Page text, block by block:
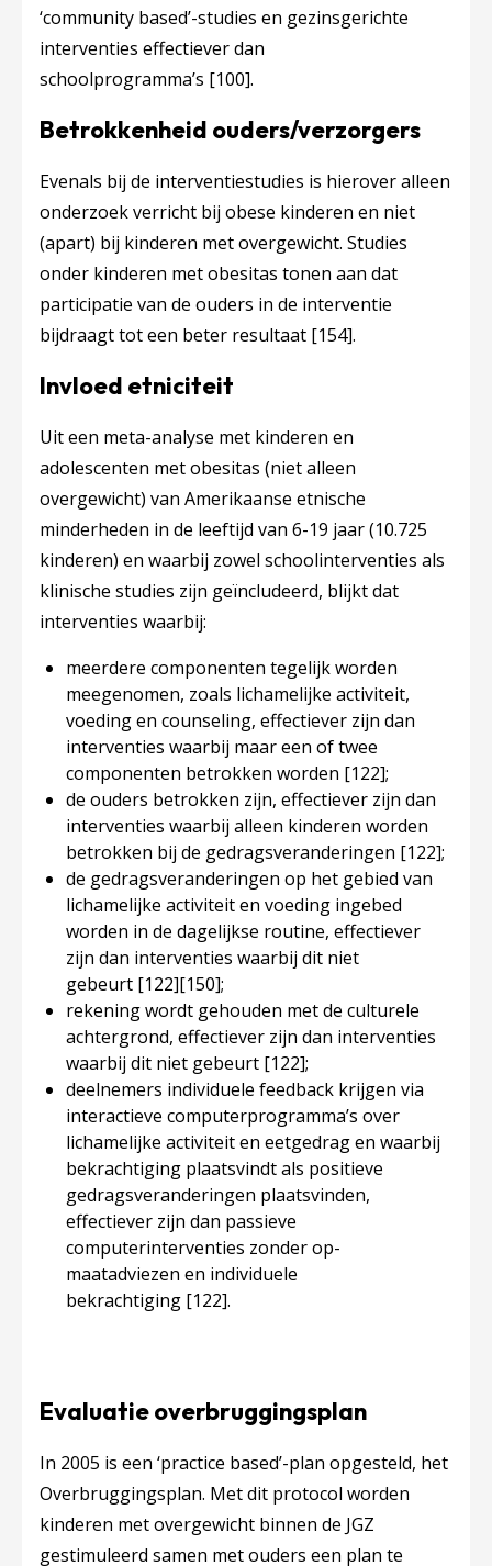
‘community based’-studies en gezinsgerichte
interventies effectiever dan
schoolprogramma’s [100].
Betrokkenheid ouders/verzorgers
Evenals bij de interventiestudies is hierover alleen
onderzoek verricht bij obese kinderen en niet
(apart) bij kinderen met overgewicht. Studies
onder kinderen met obesitas tonen aan dat
participatie van de ouders in de interventie
bijdraagt tot een beter resultaat [154].
Invloed etniciteit
Uit een meta-analyse met kinderen en
adolescenten met obesitas (niet alleen
overgewicht) van Amerikaanse etnische
minderheden in de leeftijd van 6-19 jaar (10.725
kinderen) en waarbij zowel schoolinterventies als
klinische studies zijn geïncludeerd, blijkt dat
interventies waarbij:
meerdere componenten tegelijk worden
meegenomen, zoals lichamelijke activiteit,
voeding en counseling, effectiever zijn dan
interventies waarbij maar een of twee
componenten betrokken worden [122];
de ouders betrokken zijn, effectiever zijn dan
interventies waarbij alleen kinderen worden
betrokken bij de gedragsveranderingen [122];
de gedragsveranderingen op het gebied van
lichamelijke activiteit en voeding ingebed
worden in de dagelijkse routine, effectiever
zijn dan interventies waarbij dit niet
gebeurt [122][150];
rekening wordt gehouden met de culturele
achtergrond, effectiever zijn dan interventies
waarbij dit niet gebeurt [122];
deelnemers individuele feedback krijgen via
interactieve computerprogramma’s over
lichamelijke activiteit en eetgedrag en waarbij
bekrachtiging plaatsvindt als positieve
gedragsveranderingen plaatsvinden,
effectiever zijn dan passieve
computerinterventies zonder op-
maatadviezen en individuele
bekrachtiging [122].
Evaluatie overbruggingsplan
In 2005 is een ‘practice based’-plan opgesteld, het
Overbruggingsplan. Met dit protocol worden
kinderen met overgewicht binnen de JGZ
gestimuleerd samen met ouders een plan te